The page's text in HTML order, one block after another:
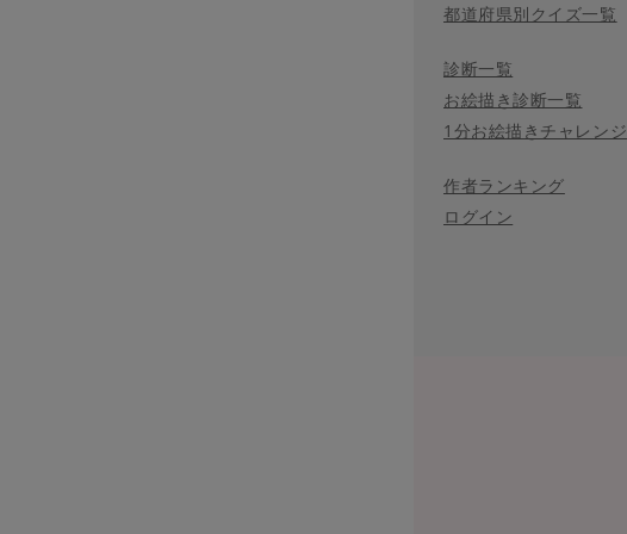
都道府県別クイズ一覧
診断一覧
お絵描き診断一覧
1分お絵描きチャレンジ
作者ランキング
ログイン